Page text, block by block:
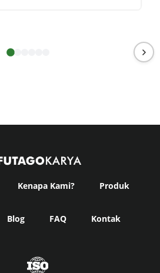
Kenapa Kami? Produk
Blog FAQ Kontak